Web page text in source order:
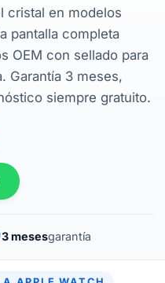
cristal en modelos
pantalla completa
OEM con sellado para
Garantía 3 meses,
siempre gratuito.
3 mesesgarantía